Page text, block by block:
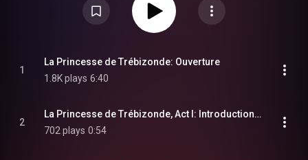
1
La Princesse de Trébizonde: Ouverture
1.8K plays 6:40
2
La Princesse de Trébizonde, Act I: Introduction 'Entrez, messieurs et dames' (Chorus, le Directeur)
702 plays 0:54